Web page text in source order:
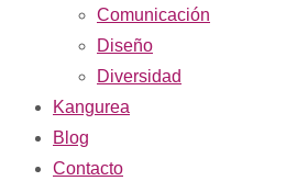
Comunicación
Diseño
Diversidad
Kangurea
Blog
Contacto